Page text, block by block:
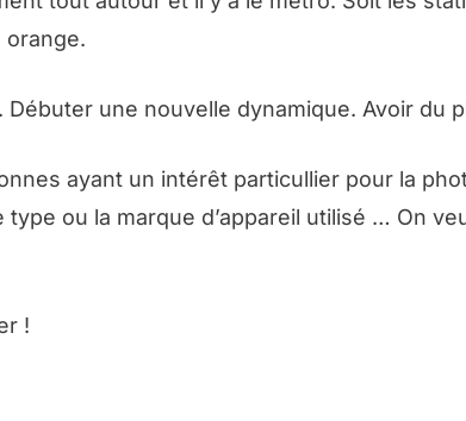
orange.
une nouvelle dynamique. Avoir du
ayant un intérêt particullier pour la
ou la marque d’appareil utilisé … On
!